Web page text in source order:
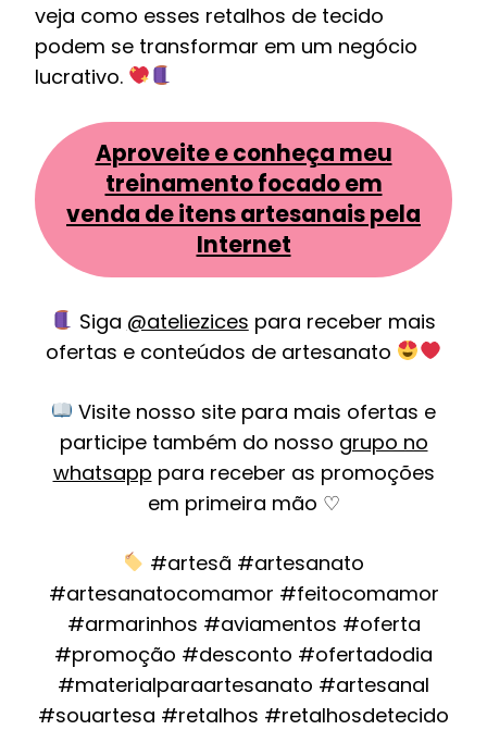
veja como esses retalhos de tecido
podem se transformar em um negócio
lucrativo.
Aproveite e conheça meu
treinamento focado em
venda de itens artesanais pela
Internet
Siga @ateliezices para receber mais
ofertas e conteúdos de artesanato
Visite nosso site para mais ofertas e
participe também do nosso grupo no
whatsapp para receber as promoções
em primeira mão ♡
#artesã #artesanato
#artesanatocomamor #feitocomamor
#armarinhos #aviamentos #oferta
#promoção #desconto #ofertadodia
#materialparaartesanato #artesanal
#souartesa #retalhos #retalhosdetecido